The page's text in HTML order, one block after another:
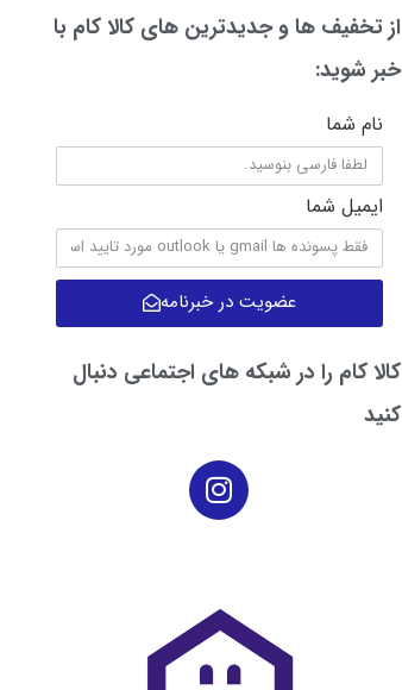
از تخفیف ها و جدیدترین های کالا کام با
خبر شوید:
نام شما
ایمیل شما
عضویت در خبرنامه
کالا کام را در شبکه های اجتماعی دنبال
کنید